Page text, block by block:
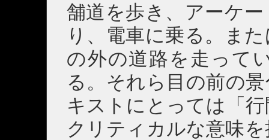
舗道を歩き、アーケ
り、電車に乗る。ま
の外の道路を走って
る。それら目の前の
キストにとっては「
クリティカルな意味